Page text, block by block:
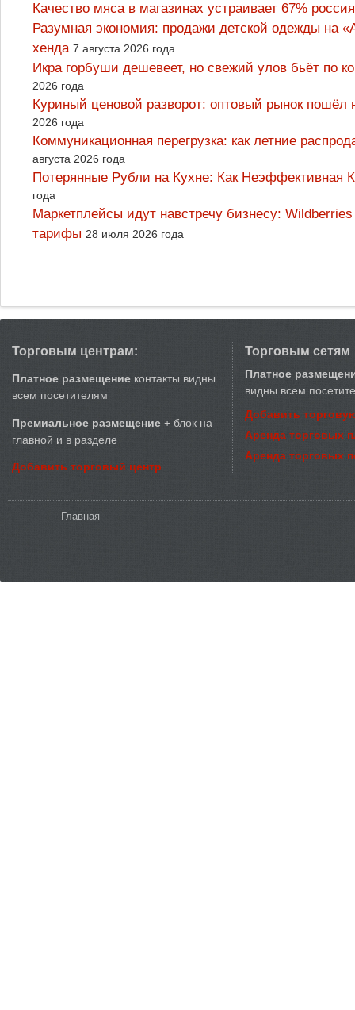
Качество мяса в магазинах устраивает 67%
Разумная экономия: продажи детской одежды на
хенда 7 августа 2026 года
Икра горбуши дешевеет, но свежий улов бьёт по
2026 года
Куриный ценовой разворот: оптовый рынок
2026 года
Коммуникационная перегрузка: как летние
августа 2026 года
Потерянные Рубли на Кухне: Как
года
Маркетплейсы идут навстречу бизнесу:
тарифы 28 июля 2026 года
Торговым центрам:
Платное размещение контакты видны
всем посетителям
Премиальное размещение + блок на
главной и в разделе
Добавить торговый центр
Торговым сетям
Платное
видны всем
Добавить
Аренда торговых
Аренда торговых
Главная